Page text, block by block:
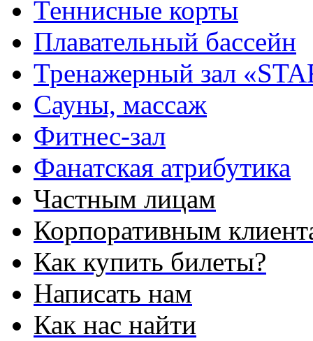
Теннисные корты
Плавательный бассейн
Тренажерный зал
Сауны, массаж
Фитнес-зал
Фанатская атрибутика
Частным лицам
Корпоративным
Как купить билеты?
Написать нам
Как нас найти